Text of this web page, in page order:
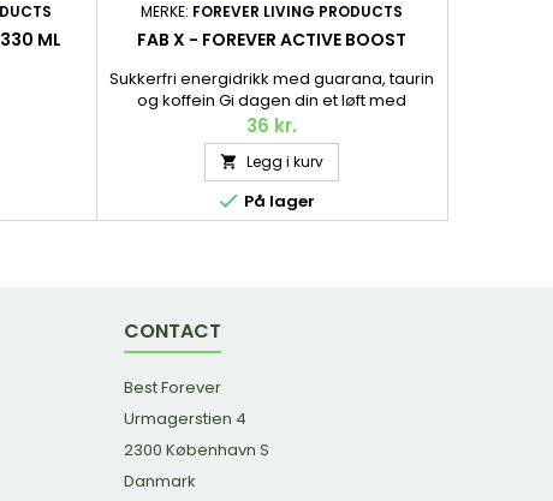
330 ML
MERKE: FOREVER LIVING PRODUCTS
FAB X - FOREVER ACTIVE BOOST
Sukkerfri energidrikk med guarana, taurin
og koffein Gi dagen din et løft med
guarana, taurin og koffein. FAB X Forever
Active Boost er en sukkerfri energidrikk
som raskt gir deg energi når du trenger
det. Pant er inkludert i prisen. 250 ml.
36 kr.
 Legg i kurv
 På lager
CONTACT
Best Forever
Urmagerstien 4
2300 København S
Danmark